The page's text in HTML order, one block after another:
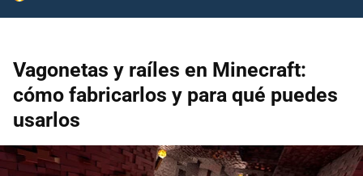
Vagonetas y raíles en Minecraft:
cómo fabricarlos y para qué puedes
usarlos